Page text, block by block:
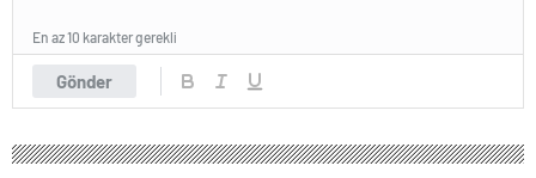
Gönder
En az 10 karakter gerekli